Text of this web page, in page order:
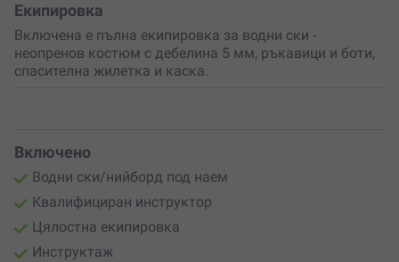
Екипировка
Включена е пълна екипировка за водни ски -
неопренов костюм с дебелина 5 мм, ръкавици и боти,
спасителна жилетка и каска.
Включено
Водни ски/нийборд под наем
Квалифициран инструктор
Цялостна екипировка
Инструктаж